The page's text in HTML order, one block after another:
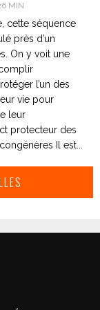
MIN
cette séquence
près d’un
On y voit une
l’un des
vie pour
leur
protecteur des
Il est...